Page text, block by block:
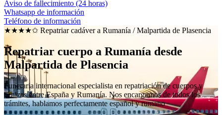
Aviso de fallecimiento (24 horas)
Whatsapp de información
Teléfono de información
★★★★✩ Repatriar cadáver a Rumanía /Malpartida de Plasencia
Repatriar cuerpo a Rumanía desde
Malpartida de Plasencia
Funeraria internacional especialista en repatriación de cuerpos y
cenizas entre España y Rumanía. Nos encargamos de todos los
trámites, hablamos perfectamente español y rumano